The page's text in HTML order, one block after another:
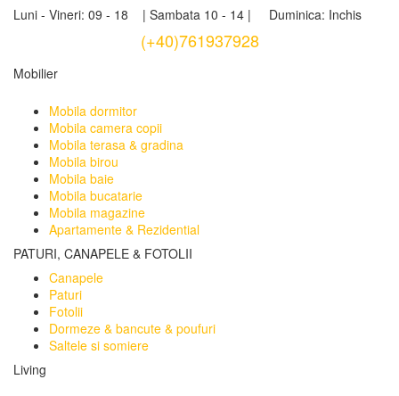
Luni - Vineri: 09 - 18 | Sambata 10 - 14 | Duminica: Inchis
(+40)761937928
Mobilier
Mobila dormitor
Mobila camera copii
Mobila terasa & gradina
Mobila birou
Mobila baie
Mobila bucatarie
Mobila magazine
Apartamente & Rezidential
PATURI, CANAPELE & FOTOLII
Canapele
Paturi
Fotolii
Dormeze & bancute & poufuri
Saltele si somiere
Living